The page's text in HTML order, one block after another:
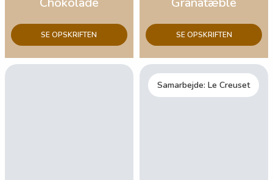
SE OPSKRIFTEN SE OPSKRIFTEN
Samarbejde: Le Creuset